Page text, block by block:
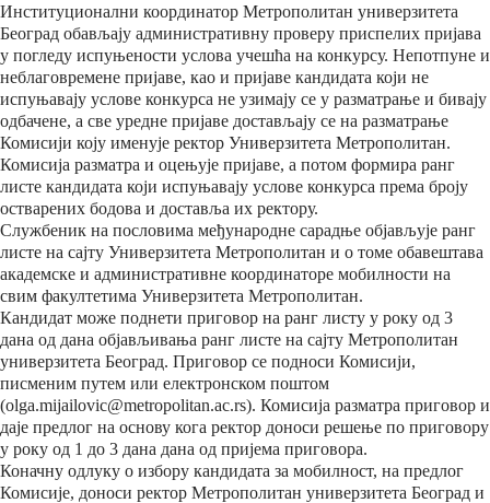
Институционални координатор Метрополитан универзитета
Београд обављају административну проверу приспелих пријава
у погледу испуњености услова учешћа на конкурсу. Непотпуне и
неблаговремене пријаве, као и пријаве кандидата који не
испуњавају услове конкурса не узимају се у разматрање и бивају
одбачене, а све уредне пријаве достављају се на разматрање
Комисији коју именује ректор Универзитета Метрополитан.
Комисија разматра и оцењује пријаве, а потом формира ранг
листе кандидата који испуњавају услове конкурса према броју
остварених бодова и доставља их ректору.
Службеник на пословима међународне сарадње објављује ранг
листе на сајту Универзитета Метрополитан и о томе обавештава
академске и административне координаторе мобилности на
свим факултетима Универзитета Метрополитан.
Кандидат може поднети приговор на ранг листу у року од 3
дана од дана објављивања ранг листе на сајту Метрополитан
универзитета Београд. Приговор се подноси Комисији,
писменим путем или електронском поштом
(olga.mijailovic@metropolitan.ac.rs). Комисија разматра приговор и
даје предлог на основу кога ректор доноси решење по приговору
у року од 1 до 3 дана дана од пријема приговора.
Коначну одлуку о избору кандидата за мобилност, на предлог
Комисије, доноси ректор Метрополитан универзитета Београд и